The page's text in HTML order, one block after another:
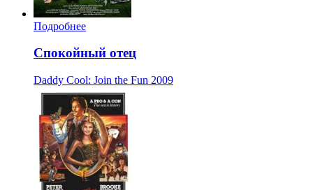
Подробнее
Спокойный отец
Daddy Cool: Join the Fun 2009